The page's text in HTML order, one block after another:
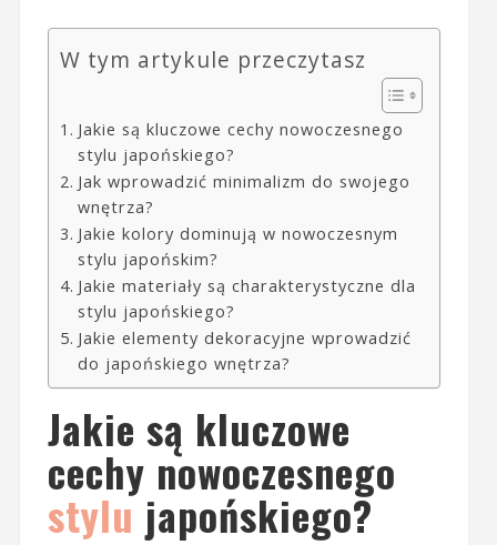
W tym artykule przeczytasz
Jakie są kluczowe cechy nowoczesnego
stylu japońskiego?
Jak wprowadzić minimalizm do swojego
wnętrza?
Jakie kolory dominują w nowoczesnym
stylu japońskim?
Jakie materiały są charakterystyczne dla
stylu japońskiego?
Jakie elementy dekoracyjne wprowadzić
do japońskiego wnętrza?
Jakie są kluczowe
cechy nowoczesnego
stylujapońskiego?